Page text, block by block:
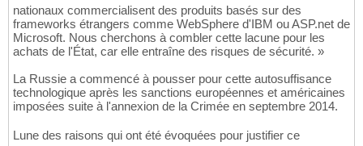
nationaux commercialisent des produits basés sur des
frameworks étrangers comme WebSphere d'IBM ou ASP.net de
Microsoft. Nous cherchons à combler cette lacune pour les
achats de l'État, car elle entraîne des risques de sécurité. »
La Russie a commencé à pousser pour cette autosuffisance
technologique après les sanctions européennes et américaines
imposées suite à l'annexion de la Crimée en septembre 2014.
Lune des raisons qui ont été évoquées pour justifier ce